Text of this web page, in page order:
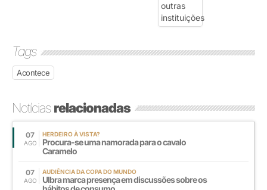
Tags
Acontece
Notíciasrelacionadas
07
AGO
HERDEIRO À VISTA?
Procura-se uma namorada para o cavalo
Caramelo
07
AGO
AUDIÊNCIA DA COPA DO MUNDO
Ulbra marca presença em discussões sobre os